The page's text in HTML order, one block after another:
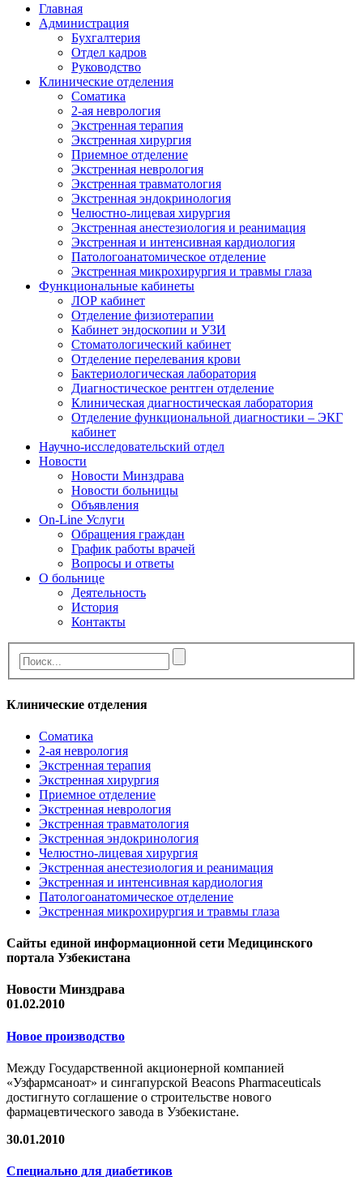
Главная
Администрация
Бухгалтерия
Отдел кадров
Руководство
Клинические отделения
Cоматика
2-ая неврология
Экстренная терапия
Экстренная хирургия
Приемное отделение
Экстренная неврология
Экстренная травматология
Экстренная эндокринология
Челюстно-лицевая хирургия
Экстренная анестезиология и реанимация
Экстренная и интенсивная кардиология
Патологоанатомическое отделение
Экстренная микрохирургия и травмы глаза
Функциональные кабинеты
ЛОР кабинет
Отделение физиотерапии
Кабинет эндоскопии и УЗИ
Стоматологический кабинет
Отделение перелевания крови
Бактериологическая лаборатория
Диагностическое рентген отделение
Клиническая диагностическая лаборатория
Отделение функциональной диагностики – ЭКГ
кабинет
Научно-исследовательский отдел
Новости
Новости Минздрава
Новости больницы
Объявления
On-Line Услуги
Обращения граждан
График работы врачей
Вопросы и ответы
О больнице
Деятельность
История
Контакты
Клинические отделения
Cоматика
2-ая неврология
Экстренная терапия
Экстренная хирургия
Приемное отделение
Экстренная неврология
Экстренная травматология
Экстренная эндокринология
Челюстно-лицевая хирургия
Экстренная анестезиология и реанимация
Экстренная и интенсивная кардиология
Патологоанатомическое отделение
Экстренная микрохирургия и травмы глаза
Сайты единой информационной сети Медицинского
портала Узбекистана
Новости Минздрава
01.02.2010
Новое производство
Между Государственной акционерной компанией
«Узфармсаноат» и сингапурской Beacons Pharmaceuticals
достигнуто соглашение о строительстве нового
фармацевтического завода в Узбекистане.
30.01.2010
Специально для диабетиков